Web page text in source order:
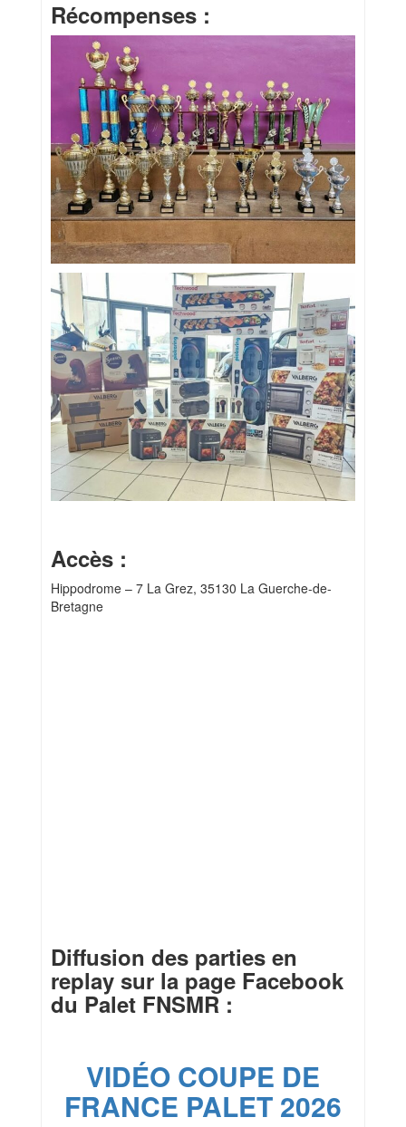
Récompenses :
Accès :
Hippodrome – 7 La Grez, 35130 La Guerche-de-
Bretagne
Diffusion des parties en
replay sur la page Facebook
du Palet FNSMR :
VIDÉO COUPE DE
FRANCE PALET 2026